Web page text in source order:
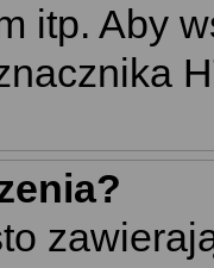
itp. Aby